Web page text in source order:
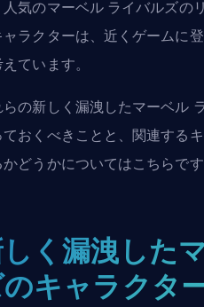
気のマーベル ライバルズの
ラクターは、近くゲームに
ています。
の新しく漏洩したマーベル
おくべきことと、関連する
どうかについてはこちらです
く漏洩した
キャラクタ